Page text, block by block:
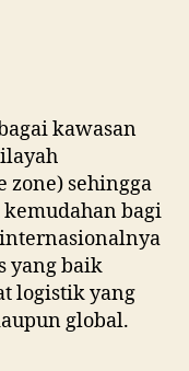
kawasan
zone) sehingga
bagi
yang baik
logistik yang
global.